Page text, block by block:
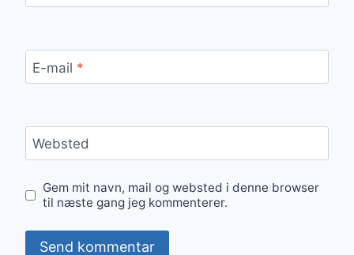
E-mail *
Websted
Gem mit navn, mail og websted i denne browser
til næste gang jeg kommenterer.